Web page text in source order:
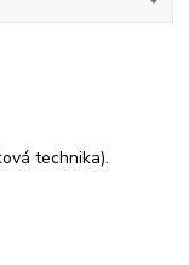
technika).